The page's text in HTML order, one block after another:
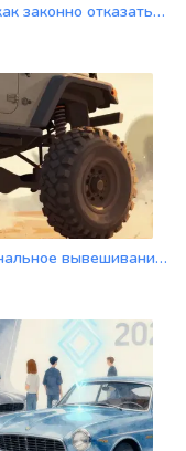
Страхование жизни при автокредите: как законно отказаться от навязанной услуги
Тест-драйв внедорожников: как диагональное вывешивание влияет на геометрическую проходимость